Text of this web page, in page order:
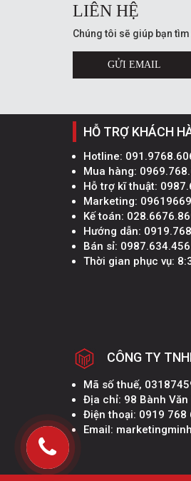
LIÊN HỆ
Chúng tôi sẽ giúp bạn
GỬI EMAIL
HỖ TRỢ KHÁCH
Hotline:
Mua hàng:
Hỗ trợ kĩ thuật:
Marketing:
Kế toán:
Hướng dẫn:
Bán sỉ: 0987.634.456
Thời gian phục vụ:
CÔNG TY
Mã số thuế,
Địa chỉ: 98 Bành Văn
Điện thoại: 0919 768
Email: